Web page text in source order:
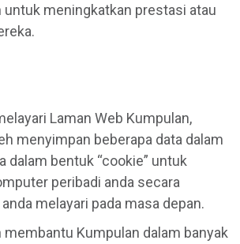
untuk meningkatkan prestasi atau
Laman Web Kumpulan,
menyimpan beberapa data dalam
dalam bentuk “cookie” untuk
peribadi anda secara
melayari pada masa depan.
membantu Kumpulan dalam banyak